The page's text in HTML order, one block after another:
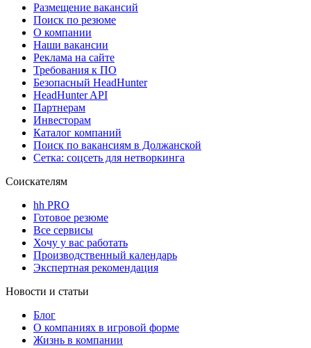
Размещение вакансий
Поиск по резюме
О компании
Наши вакансии
Реклама на сайте
Требования к ПО
Безопасный HeadHunter
HeadHunter API
Партнерам
Инвесторам
Каталог компаний
Поиск по вакансиям в Должанской
Сетка: соцсеть для нетворкинга
Соискателям
hh PRO
Готовое резюме
Все сервисы
Хочу у вас работать
Производственный календарь
Экспертная рекомендация
Новости и статьи
Блог
О компаниях в игровой форме
Жизнь в компании